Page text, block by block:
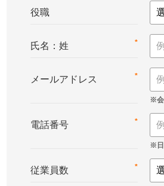
役職
*
氏名：姓
*
メールアドレス
*
電話番号
*
従業員数